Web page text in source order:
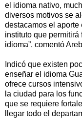
el idioma nativo,
diversos motivos se
destacamos el
instituto que
idioma”, comentó
Indicó que existen
enseñar el idioma
ofrece cursos
la ciudad para los
que se requiere
llegar todo el